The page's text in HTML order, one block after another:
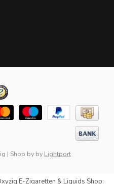
| Shop by by Lightport
E-Zigaretten & Liquids Shop: